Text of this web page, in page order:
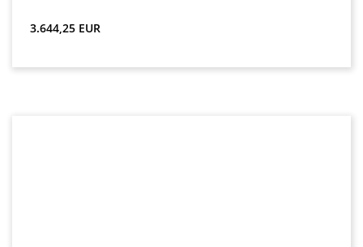
Preț obișnuit:
3.644,25 EUR